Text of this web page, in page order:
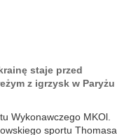
staje przed
z igrzysk w Paryżu
Wykonawczego MKOl.
sportu Thomasa